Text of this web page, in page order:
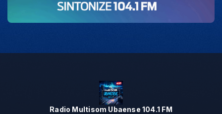
Radio Multisom Ubaense 104.1 FM